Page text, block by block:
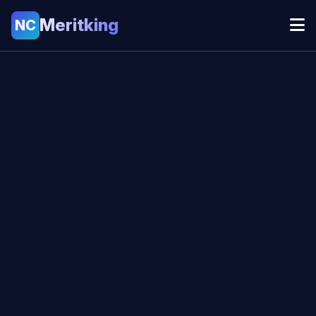
NC Meritking